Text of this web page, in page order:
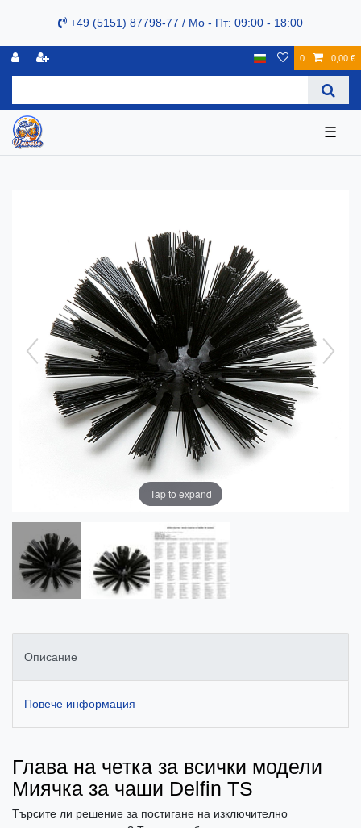
+49 (5151) 87798-77 / Mo - Пт: 09:00 - 18:00
0 0,00 €
☰
Tap to expand
Описание
Повече информация
Глава на четка за всички модели
Миячка за чаши Delfin TS
Търсите ли решение за постигане на изключително